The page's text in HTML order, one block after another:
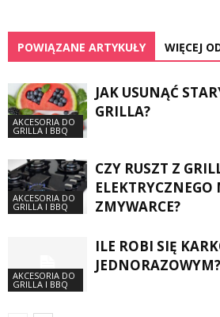
POWIĄZANE ARTYKUŁY WIĘCEJ
AKCESORIA DO
GRILLA I BBQ
JAK USUNĄĆ
GRILLA?
AKCESORIA DO
GRILLA I BBQ
CZY RUSZT Z
ZMYWARCE?
AKCESORIA DO
GRILLA I BBQ
ILE ROBI SIĘ
JEDNORAZOWYM?